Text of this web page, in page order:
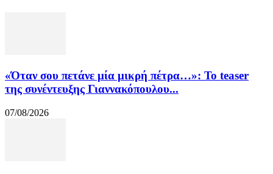
«Όταν σου πετάνε μία μικρή πέτρα…»: Το teaser
της συνέντευξης Γιαννακόπουλου...
07/08/2026